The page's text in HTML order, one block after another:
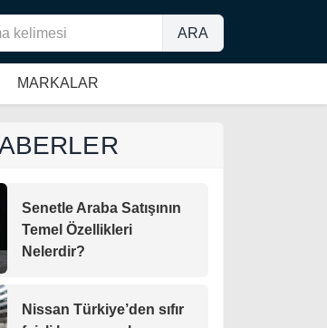
ARA
MARKALAR
Senetle Araba Satışının
Temel Özellikleri
Nelerdir?
Nissan Türkiye’den sıfır